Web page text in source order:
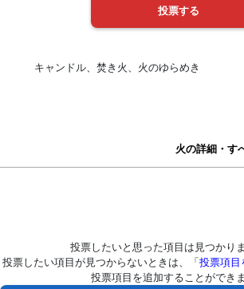
キャンドル、焚き火、火のゆらめき
火の詳細・す
投票したいと思った項目は見つかり
投票したい項目が見つからないときは、「 投票項目
投票項目を追加することができま